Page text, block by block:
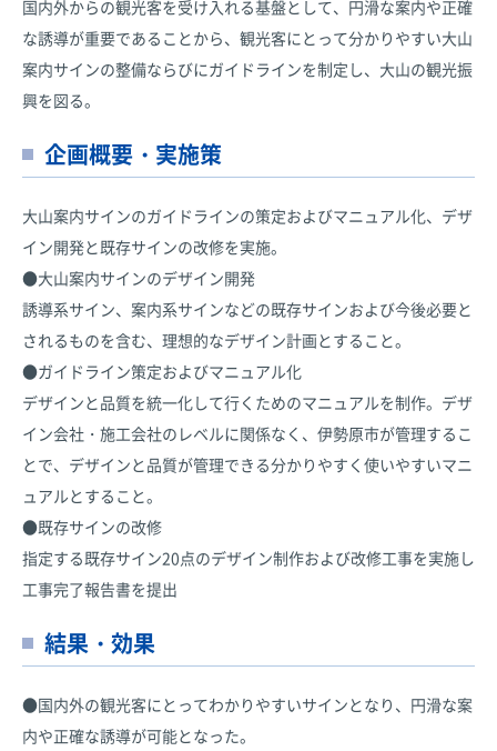
国内外からの観光客を受け入れる基盤として、円滑な案内や正確
な誘導が重要であることから、観光客にとって分かりやすい大山
案内サインの整備ならびにガイドラインを制定し、大山の観光振
興を図る。
企画概要・実施策
大山案内サインのガイドラインの策定およびマニュアル化、デザ
イン開発と既存サインの改修を実施。
●大山案内サインのデザイン開発
誘導系サイン、案内系サインなどの既存サインおよび今後必要と
されるものを含む、理想的なデザイン計画とすること。
●ガイドライン策定およびマニュアル化
デザインと品質を統一化して行くためのマニュアルを制作。デザ
イン会社・施工会社のレベルに関係なく、伊勢原市が管理するこ
とで、デザインと品質が管理できる分かりやすく使いやすいマニ
ュアルとすること。
●既存サインの改修
指定する既存サイン20点のデザイン制作および改修工事を実施し
工事完了報告書を提出
結果・効果
●国内外の観光客にとってわかりやすいサインとなり、円滑な案
内や正確な誘導が可能となった。